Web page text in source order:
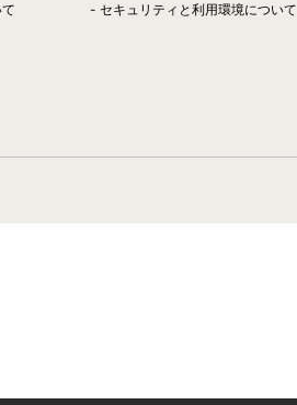
セキュリティと利用環境について